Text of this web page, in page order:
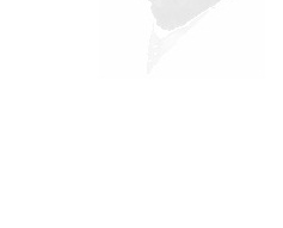
Уважаемые!
отошли от
достаточно,